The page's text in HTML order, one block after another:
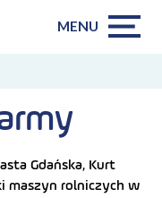
MENU
Gdańska, Kurt
maszyn rolniczych w